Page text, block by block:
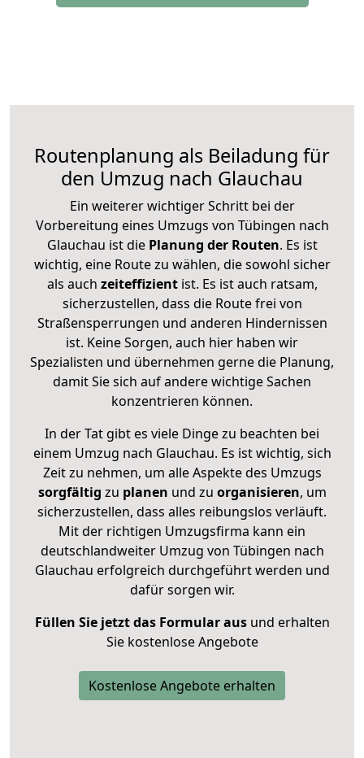
Routenplanung als Beiladung für
den Umzug nach Glauchau
Ein weiterer wichtiger Schritt bei der
Vorbereitung eines Umzugs von Tübingen nach
Glauchau ist diePlanung der Routen. Es ist
wichtig, eine Route zu wählen, die sowohl sicher
als auch zeiteffizientist. Es ist auch ratsam,
sicherzustellen, dass die Route frei von
Straßensperrungen und anderen Hindernissen
ist. Keine Sorgen, auch hier haben wir
Spezialisten und übernehmen gerne die Planung,
damit Sie sich auf andere wichtige Sachen
konzentrieren können.
In der Tat gibt es viele Dinge zu beachten bei
einem Umzug nach Glauchau. Es ist wichtig, sich
Zeit zu nehmen, um alle Aspekte des Umzugs
sorgfältig zu planen und zu organisieren, um
sicherzustellen, dass alles reibungslos verläuft.
Mit der richtigen Umzugsfirma kann ein
deutschlandweiter Umzug von Tübingen nach
Glauchau erfolgreich durchgeführt werden und
dafür sorgen wir.
Füllen Sie jetzt das Formular ausund erhalten
Sie kostenlose Angebote
Kostenlose Angebote erhalten